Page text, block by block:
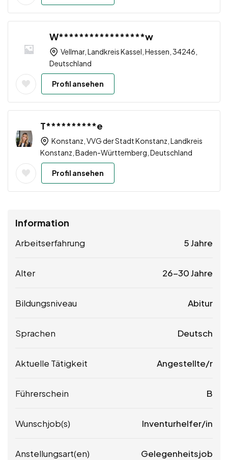
W*****************w
Vellmar, Landkreis Kassel, Hessen, 34246,
Deutschland
Profil ansehen
T**********e
Konstanz, VVG der Stadt Konstanz, Landkreis
Konstanz, Baden-Württemberg, Deutschland
Profil ansehen
Information
Arbeitserfahrung 5 Jahre
Alter 26-30 Jahre
Bildungsniveau Abitur
Sprachen Deutsch
Aktuelle Tätigkeit Angestellte/r
Führerschein B
Wunschjob(s) Inventurhelfer/in
Anstellungsart(en) Gelegenheitsjob